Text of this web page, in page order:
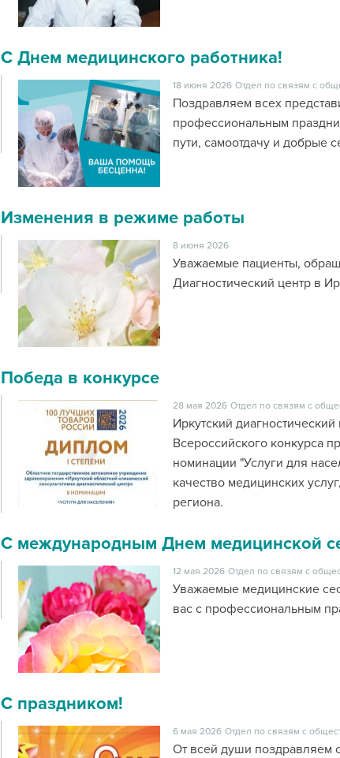
С Днем медицинского работника!
18 июня 2026 Отдел по связям с
Поздравляем всех
профессиональным
пути, самоотдачу и добрые
Изменения в режиме работы
8 июня 2026
Уважаемые пациенты,
Диагностический центр в
Победа в конкурсе
28 мая 2026 Отдел по связям с
Иркутский
Всероссийского конкурса
номинации "Услуги для
качество медицинских
региона.
С международным Днем медицинской
12 мая 2026 Отдел по связям с
Уважаемые медицинские
вас с профессиональным
С праздником!
6 мая 2026 Отдел по связям с
От всей души